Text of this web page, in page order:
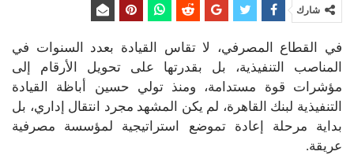
شارك
في القطاع المصرفي، لا تقاس القيادة بعدد السنوات في
المناصب التنفيذية، بل بقدرتها على تحويل الأرقام إلى
مؤشرات قوة مستدامة، ومنذ تولي حسين أباظة القيادة
التنفيذية لبنك القاهرة، لم يكن المشهد مجرد انتقال إداري، بل
بداية مرحلة إعادة تموضع استراتيجية لمؤسسة مصرفية
عريقة.